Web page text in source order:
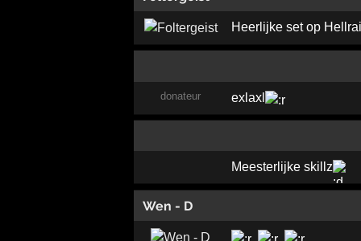
Heerlijke set op
donateur exlaxl
Meesterlijke skillz
Wen - D